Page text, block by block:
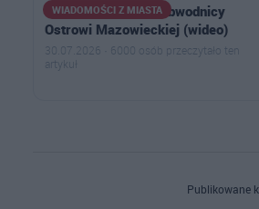
WIADOMOŚCI Z MIASTA
Ogromny korek na obwodnicy
Ostrowi Mazowieckiej (wideo)
30.07.2026 · 6000 osób przeczytało ten
artykuł
Publikowane